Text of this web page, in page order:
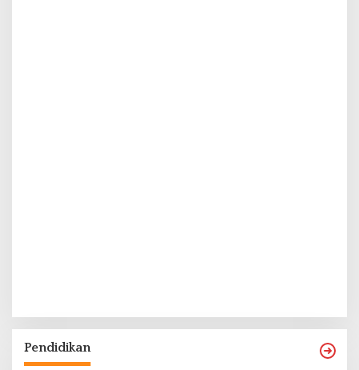
Pendidikan